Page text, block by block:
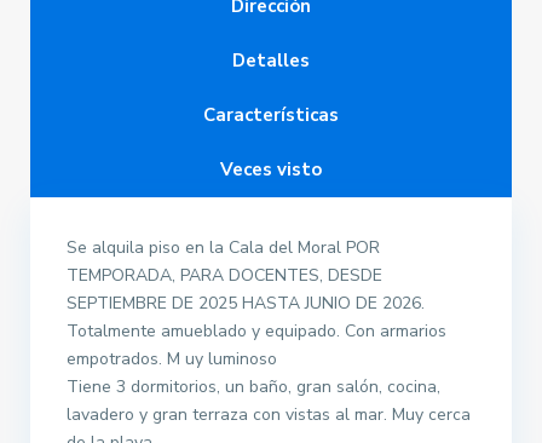
Dirección
Detalles
Características
Veces visto
Se alquila piso en la Cala del Moral POR
TEMPORADA, PARA DOCENTES, DESDE
SEPTIEMBRE DE 2025 HASTA JUNIO DE 2026.
Totalmente amueblado y equipado. Con armarios
empotrados. M uy luminoso
Tiene 3 dormitorios, un baño, gran salón, cocina,
lavadero y gran terraza con vistas al mar. Muy cerca